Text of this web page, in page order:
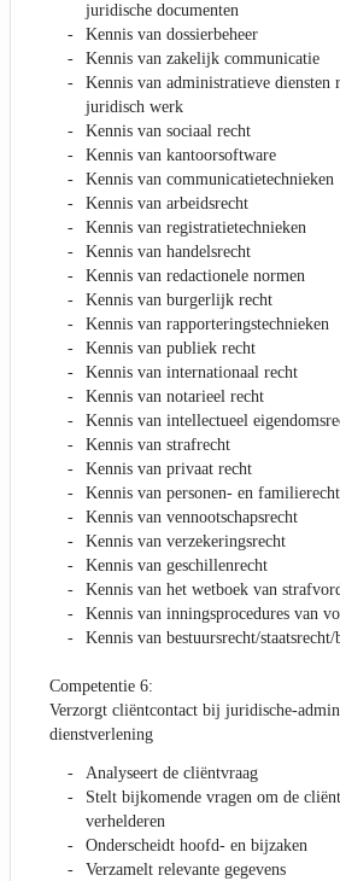
juridische documenten
Kennis van dossierbeheer
Kennis van zakelijk communicatie
Kennis van administratieve diensten
juridisch werk
Kennis van sociaal recht
Kennis van kantoorsoftware
Kennis van communicatietechnieken
Kennis van arbeidsrecht
Kennis van registratietechnieken
Kennis van handelsrecht
Kennis van redactionele normen
Kennis van burgerlijk recht
Kennis van rapporteringstechnieken
Kennis van publiek recht
Kennis van internationaal recht
Kennis van notarieel recht
Kennis van intellectueel
Kennis van strafrecht
Kennis van privaat recht
Kennis van personen- en familierecht
Kennis van vennootschapsrecht
Kennis van verzekeringsrecht
Kennis van geschillenrecht
Kennis van het wetboek van
Kennis van inningsprocedures van
Kennis van bestuursrecht/staatsrecht/
Competentie 6:
Verzorgt cliëntcontact bij juridische-
dienstverlening
Analyseert de cliëntvraag
Stelt bijkomende vragen om de
verhelderen
Onderscheidt hoofd- en bijzaken
Verzamelt relevante gegevens